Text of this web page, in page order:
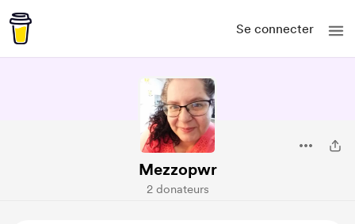
Se connecter
Mezzopwr
2 donateurs